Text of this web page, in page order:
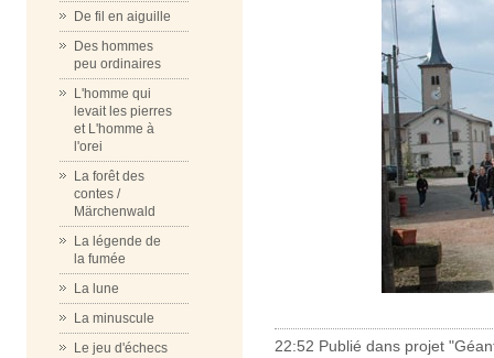
De fil en aiguille
Des hommes
peu ordinaires
L'homme qui
levait les pierres
et L'homme à
l'orei
La forêt des
contes /
Märchenwald
La légende de
la fumée
La lune
La minuscule
Le jeu d'échecs
22:52 Publié dans projet